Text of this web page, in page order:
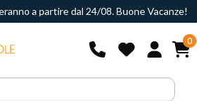
a partire dal 24/08. Buone Vacanze!
0